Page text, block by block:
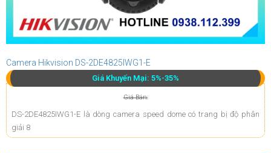
Camera Hikvision DS-2DE4825IWG1-E
Giá Khuyến Mại: 5%-35%
Giá Bán:
DS-2DE4825IWG1-E là dòng camera speed dome có trang bị độ phân
giải 8